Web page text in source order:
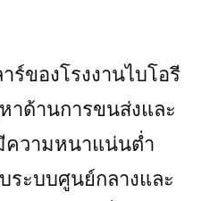
ร์ของโรงงานไบโอรี
ด้านการขนส่งและ
ความหนาแน่นต่ำ
ระบบศูนย์กลางและ